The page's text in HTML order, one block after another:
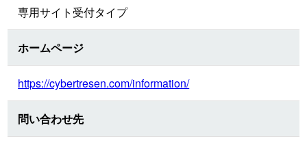
専用サイト受付タイプ
ホームページ
https://cybertresen.com/information/
問い合わせ先